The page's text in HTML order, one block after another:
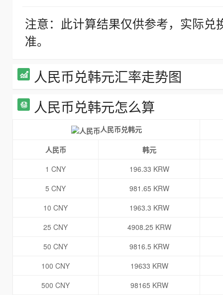
注意：此计算结果仅供参考，实际
准。
人民币兑韩元汇率走势图
人民币兑韩元怎么算
人民币兑韩元
人民币
韩元
1 CNY
196.33 KRW
5 CNY
981.65 KRW
10 CNY
1963.3 KRW
25 CNY
4908.25 KRW
50 CNY
9816.5 KRW
100 CNY
19633 KRW
500 CNY
98165 KRW